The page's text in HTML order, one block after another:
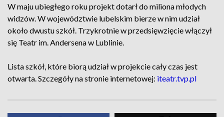
W maju ubiegłego roku projekt dotarł do miliona młodych
widzów. W województwie lubelskim bierze w nim udział
około dwustu szkół. Trzykrotnie w przedsięwzięcie włączył
się Teatr im. Andersena w Lublinie.
Lista szkół, które biorą udział w projekcie cały czas jest
otwarta. Szczegóły na stronie internetowej: iteatr.tvp.pl